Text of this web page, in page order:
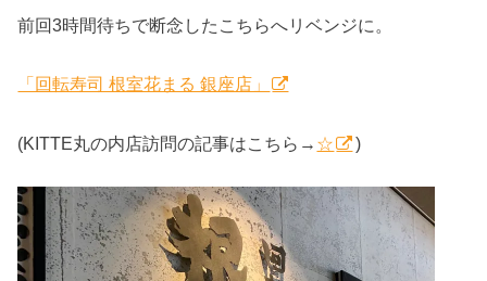
前回3時間待ちで断念したこちらへリベンジに。
「回転寿司 根室花まる 銀座店」
(KITTE丸の内店訪問の記事はこちら→ ☆ )